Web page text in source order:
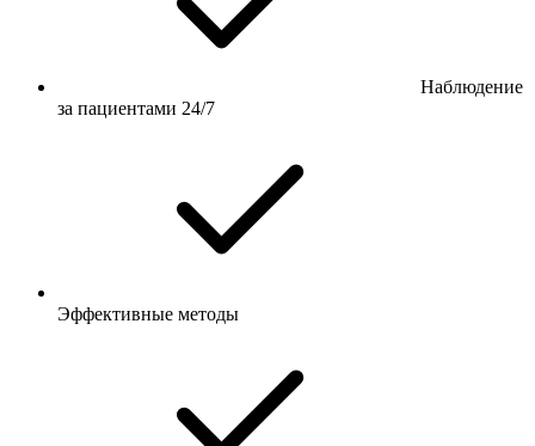
Наблюдение
за пациентами 24/7
Эффективные методы